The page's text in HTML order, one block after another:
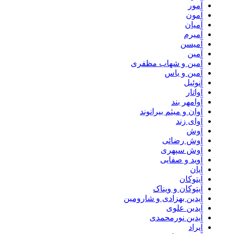
آمور
آمون
آمیان
آمیرم
آمیسن
آمین
آمین و شهاب مظفری
آمین و یاس
آنوئیل
آواتار
آوامهر بند
آوان و میثم بیرانوند
آوای زند
آوش
آوش رضائی
آوش سپهری
آوید و صفایی
آیان
آیتوکان
آیتوکان و ویناک
آیدین بهزادی و شارومین
آیدین علوی
آیدین نورمحمدی
آیراد